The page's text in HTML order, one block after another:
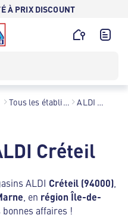
À PRIX DISCOUNT
Tous les établissements ALDI Créteil
Créteil
ALDI Créteil (94000)
, en région Île-de-
affaires !